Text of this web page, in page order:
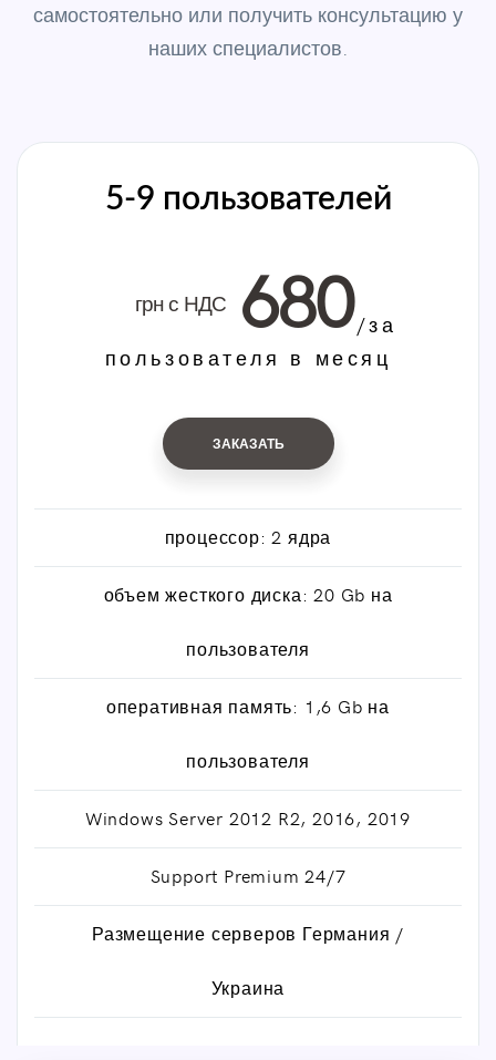
самостоятельно или получить консультацию у
наших специалистов.
5-9 пользователей
грн с НДС 680 /за
пользователя в месяц
ЗАКАЗАТЬ
процессор: 2 ядра
объем жесткого диска: 20 Gb на
пользователя
оперативная память: 1,6 Gb на
пользователя
Windows Server 2012 R2, 2016, 2019
Support Premium 24/7
Размещение серверов Германия /
Украина